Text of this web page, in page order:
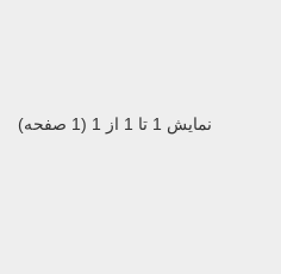
نمایش 1 تا 1 از 1 (1 صفحه)